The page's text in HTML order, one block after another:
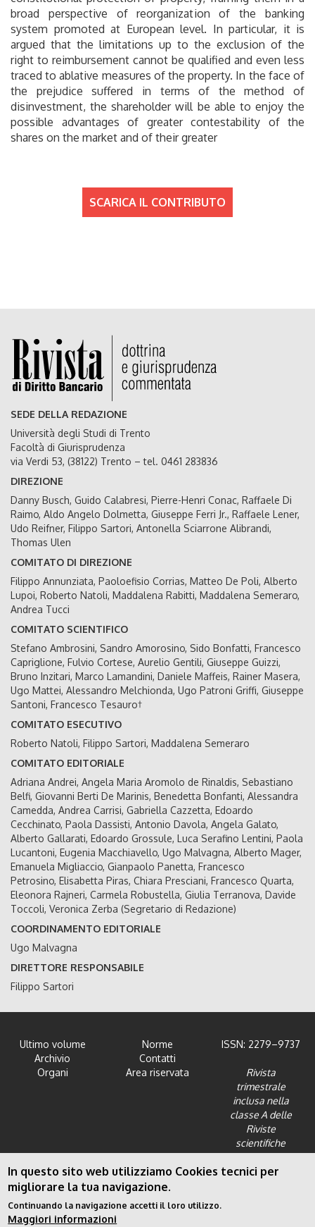
broad perspective of reorganization of the banking
system promoted at European level. In particular, it is
argued that the limitations up to the exclusion of the
right to reimbursement cannot be qualified and even less
traced to ablative measures of the property. In the face of
the prejudice suffered in terms of the method of
disinvestment, the shareholder will be able to enjoy the
possible advantages of greater contestability of the
shares on the market and of their greater
SCARICA IL CONTRIBUTO
SEDE DELLA REDAZIONE
Università degli Studi di Trento
Facoltà di Giurisprudenza
via Verdi 53, (38122) Trento – tel. 0461 283836
DIREZIONE
Danny Busch, Guido Calabresi, Pierre-Henri Conac, Raffaele Di
Raimo, Aldo Angelo Dolmetta, Giuseppe Ferri Jr., Raffaele Lener,
Udo Reifner, Filippo Sartori, Antonella Sciarrone Alibrandi,
Thomas Ulen
COMITATO DI DIREZIONE
Filippo Annunziata, Paoloefisio Corrias, Matteo De Poli, Alberto
Lupoi, Roberto Natoli, Maddalena Rabitti, Maddalena Semeraro,
Andrea Tucci
COMITATO SCIENTIFICO
Stefano Ambrosini, Sandro Amorosino, Sido Bonfatti, Francesco
Capriglione, Fulvio Cortese, Aurelio Gentili, Giuseppe Guizzi,
Bruno Inzitari, Marco Lamandini, Daniele Maffeis, Rainer Masera,
Ugo Mattei, Alessandro Melchionda, Ugo Patroni Griffi, Giuseppe
Santoni, Francesco Tesauro†
COMITATO ESECUTIVO
Roberto Natoli, Filippo Sartori, Maddalena Semeraro
COMITATO EDITORIALE
Adriana Andrei, Angela Maria Aromolo de Rinaldis, Sebastiano
Belfi, Giovanni Berti De Marinis, Benedetta Bonfanti, Alessandra
Camedda, Andrea Carrisi, Gabriella Cazzetta, Edoardo
Cecchinato, Paola Dassisti, Antonio Davola, Angela Galato,
Alberto Gallarati, Edoardo Grossule, Luca Serafino Lentini, Paola
Lucantoni, Eugenia Macchiavello, Ugo Malvagna, Alberto Mager,
Emanuela Migliaccio, Gianpaolo Panetta, Francesco
Petrosino, Elisabetta Piras, Chiara Presciani, Francesco Quarta,
Eleonora Rajneri, Carmela Robustella, Giulia Terranova, Davide
Toccoli, Veronica Zerba (Segretario di Redazione)
COORDINAMENTO EDITORIALE
Ugo Malvagna
DIRETTORE RESPONSABILE
Filippo Sartori
Ultimo volume
Archivio
Organi
Norme
Contatti
Area riservata
ISSN: 2279–9737
Rivista
trimestrale
inclusa nella
classe A delle
Riviste
scientifiche
dell'Area 12 -
Scienze giuridiche
Privacy Policy
In questo sito web utilizziamo Cookies tecnici per
migliorare la tua navigazione.
Continuando la navigazione accetti il loro utilizzo.
Maggiori informazioni